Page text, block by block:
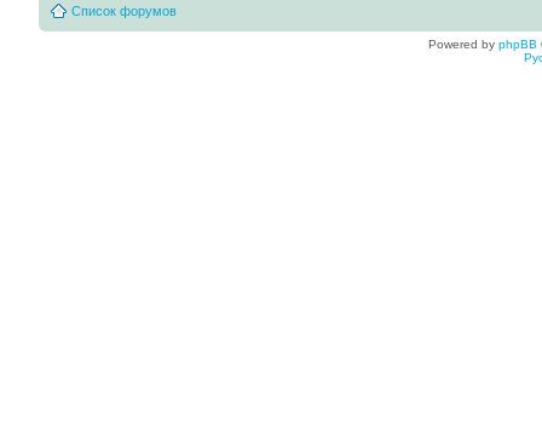
Список форумов
Powered by phpBB